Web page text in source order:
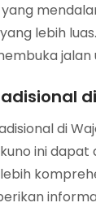
lebih
di
ini